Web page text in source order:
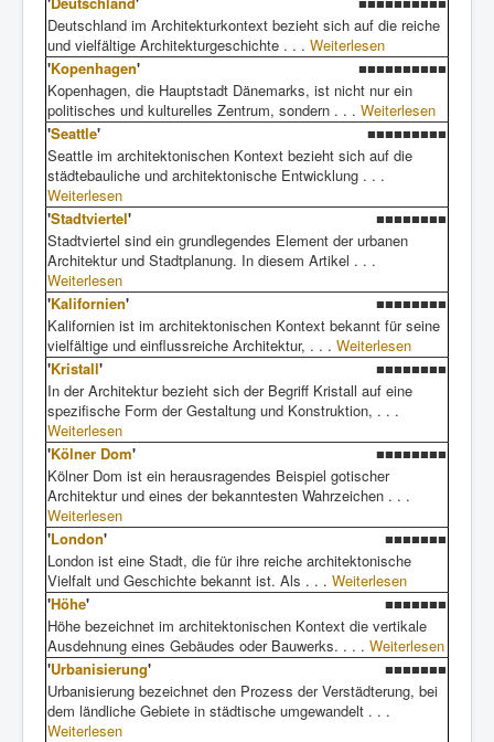
Deutschland im Architekturkontext bezieht sich auf die reiche
und vielfältige Architekturgeschichte . . . Weiterlesen
'Kopenhagen'
■■■■■■■■■■
Kopenhagen, die Hauptstadt Dänemarks, ist nicht nur ein
politisches und kulturelles Zentrum, sondern . . . Weiterlesen
'Seattle'
■■■■■■■■■
Seattle im architektonischen Kontext bezieht sich auf die
städtebauliche und architektonische Entwicklung . . .
Weiterlesen
'Stadtviertel'
■■■■■■■■
Stadtviertel sind ein grundlegendes Element der urbanen
Architektur und Stadtplanung. In diesem Artikel . . .
Weiterlesen
'Kalifornien'
■■■■■■■■
Kalifornien ist im architektonischen Kontext bekannt für seine
vielfältige und einflussreiche Architektur, . . . Weiterlesen
'Kristall'
■■■■■■■■
In der Architektur bezieht sich der Begriff Kristall auf eine
spezifische Form der Gestaltung und Konstruktion, . . .
Weiterlesen
'Kölner Dom'
■■■■■■■■
Kölner Dom ist ein herausragendes Beispiel gotischer
Architektur und eines der bekanntesten Wahrzeichen . . .
Weiterlesen
'London'
■■■■■■■
London ist eine Stadt, die für ihre reiche architektonische
Vielfalt und Geschichte bekannt ist. Als . . . Weiterlesen
'Höhe'
■■■■■■■
Höhe bezeichnet im architektonischen Kontext die vertikale
Ausdehnung eines Gebäudes oder Bauwerks. . . . Weiterlesen
'Urbanisierung'
■■■■■■■
Urbanisierung bezeichnet den Prozess der Verstädterung, bei
dem ländliche Gebiete in städtische umgewandelt . . .
Weiterlesen